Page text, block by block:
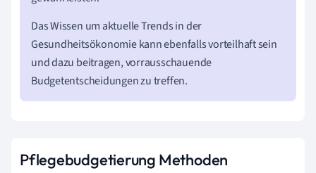
Das Wissen um aktuelle Trends in der
Gesundheitsökonomie kann ebenfalls vorteilhaft sein
und dazu beitragen, vorrausschauende
Budgetentscheidungen zu treffen.
Pflegebudgetierung Methoden